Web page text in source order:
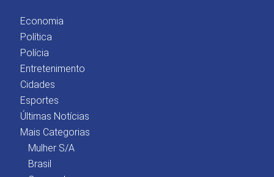
Economia
Política
Polícia
Entretenimento
Cidades
Esportes
Últimas Notícias
Mais Categorias
Mulher S/A
Brasil